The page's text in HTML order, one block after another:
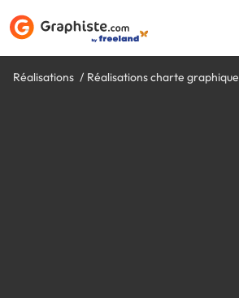
Réalisations Réalisations charte graphique